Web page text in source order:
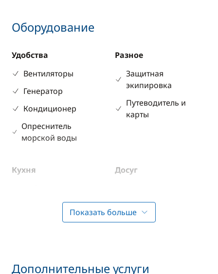
Оборудование
Удобства
Вентиляторы
Генератор
Кондиционер
Опреснитель
морской воды
Разное
Защитная
экипировка
Путеводитель и
карты
Кухня
Холодильник
Досуг
Маски и трубки
Рыболовные снасти
Показать больше
Дополнительные услуги